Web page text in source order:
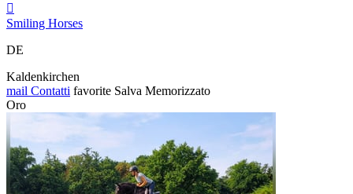

Smiling Horses
DE
Kaldenkirchen
mail Contatti favorite Salva Memorizzato
Oro